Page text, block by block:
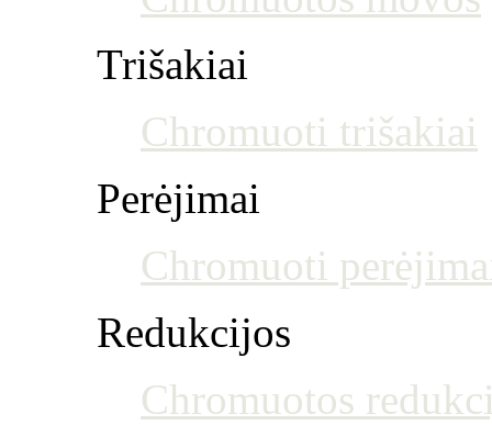
Trišakiai
Chromuoti trišakiai
Perėjimai
Chromuoti
Redukcijos
Chromuotos